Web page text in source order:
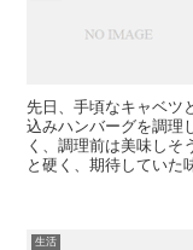
先日、手頃なキャベツ
込みハンバーグを調理
く、調理前は美味しそ
と硬く、期待していた
生活